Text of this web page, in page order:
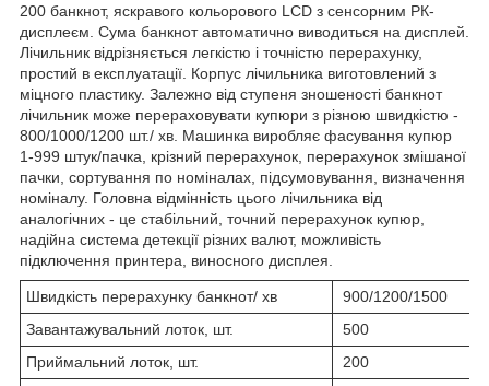
200 банкнот, яскравого кольорового LСD з сенсорним РК-
дисплеєм. Сума банкнот автоматично виводиться на дисплей.
Лічильник відрізняється легкістю і точністю перерахунку,
простий в експлуатації. Корпус лічильника виготовлений з
міцного пластику. Залежно від ступеня зношеності банкнот
лічильник може перераховувати купюри з різною швидкістю -
800/1000/1200 шт./ хв. Машинка виробляє фасування купюр
1-999 штук/пачка, крізний перерахунок, перерахунок змішаної
пачки, сортування по номіналах, підсумовування, визначення
номіналу. Головна відмінність цього лічильника від
аналогічних - це стабільний, точний перерахунок купюр,
надійна система детекції різних валют, можливість
підключення принтера, виносного дисплея.
Швидкість перерахунку банкнот/ хв
900/1200/1500
Завантажувальний лоток, шт.
500
Приймальний лоток, шт.
200